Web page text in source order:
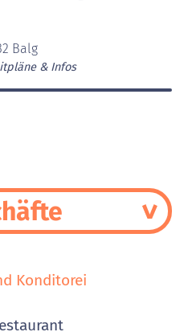
Balg
& Infos
Konditorei